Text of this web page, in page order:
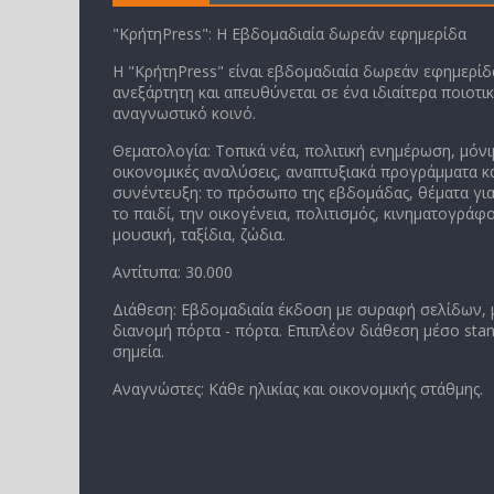
"ΚρήτηPress": Η Εβδομαδιαία δωρεάν εφημερίδα
Η "ΚρήτηPress" είναι εβδομαδιαία δωρεάν
ανεξάρτητη και απευθύνεται σε ένα ιδιαίτερα
αναγνωστικό κοινό.
Θεματολογία: Τοπικά νέα, πολιτική ενημέρωση,
οικονομικές αναλύσεις, αναπτυξιακά προγράμματα
συνέντευξη: το πρόσωπο της εβδομάδας, θέματα
το παιδί, την οικογένεια, πολιτισμός,
μουσική, ταξίδια, ζώδια.
Αντίτυπα: 30.000
Διάθεση: Εβδομαδιαία έκδοση με συραφή σελίδων,
διανομή πόρτα - πόρτα. Επιπλέον διάθεση μέσο
σημεία.
Αναγνώστες: Κάθε ηλικίας και οικονομικής στάθμης.